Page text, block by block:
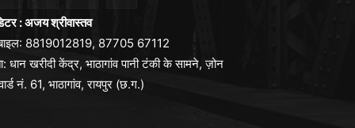
: अजय श्रीवास्तव
8819012819, 87705 67112
धान खरीदी केंद्र, भाठागांव पानी टंकी के सामने, ज़ोन
नं. 61, भाठागांव, रायपुर (छ.ग.)